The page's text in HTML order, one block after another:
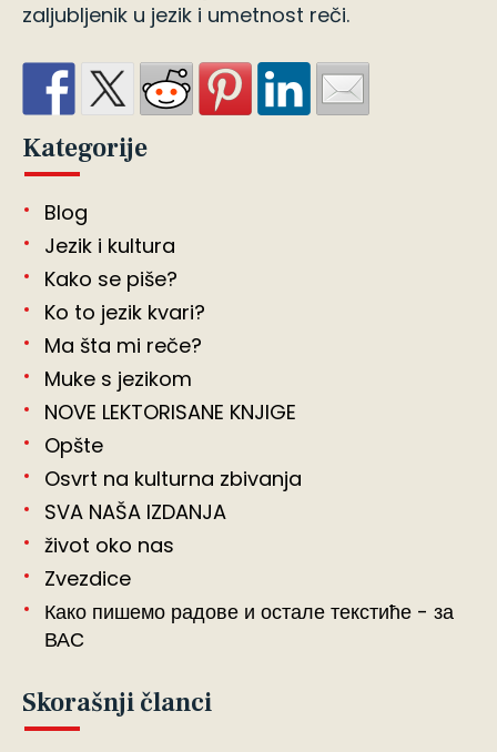
zaljubljenik u jezik i umetnost reči.
Kategorije
Blog
Jezik i kultura
Kako se piše?
Ko to jezik kvari?
Ma šta mi reče?
Muke s jezikom
NOVE LEKTORISANE KNJIGE
Opšte
Osvrt na kulturna zbivanja
SVA NAŠA IZDANJA
život oko nas
Zvezdice
Како пишемо радове и остале текстиће - за
ВАС
Skorašnji članci